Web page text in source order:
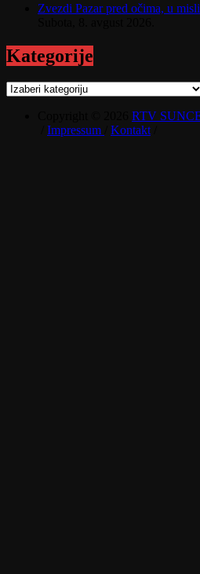
Zvezdi Pazar pred očima, u
Kategorije
Kategorije
RTV
Impressum Kontakt/